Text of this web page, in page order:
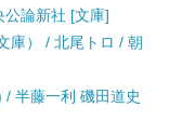
論新社 [文庫]
庫） / 北尾トロ / 朝
半藤一利 磯田道史